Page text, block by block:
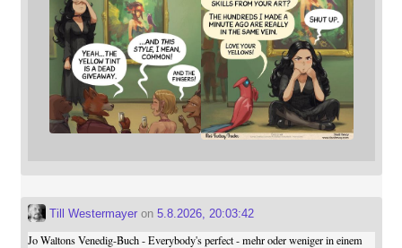
Till Westermayeron 5.8.2026, 20:03:42
Jo Waltons Venedig-Buch - Everybody's perfect - mehr oder weniger in einem